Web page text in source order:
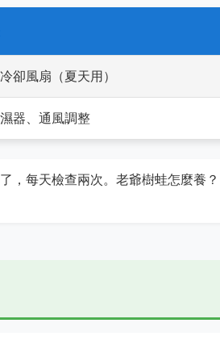
卻風扇（夏天用）
器、通風調整
，每天檢查兩次。老爺樹蛙怎麼養？